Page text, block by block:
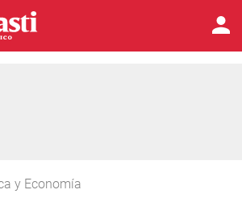
y Economía